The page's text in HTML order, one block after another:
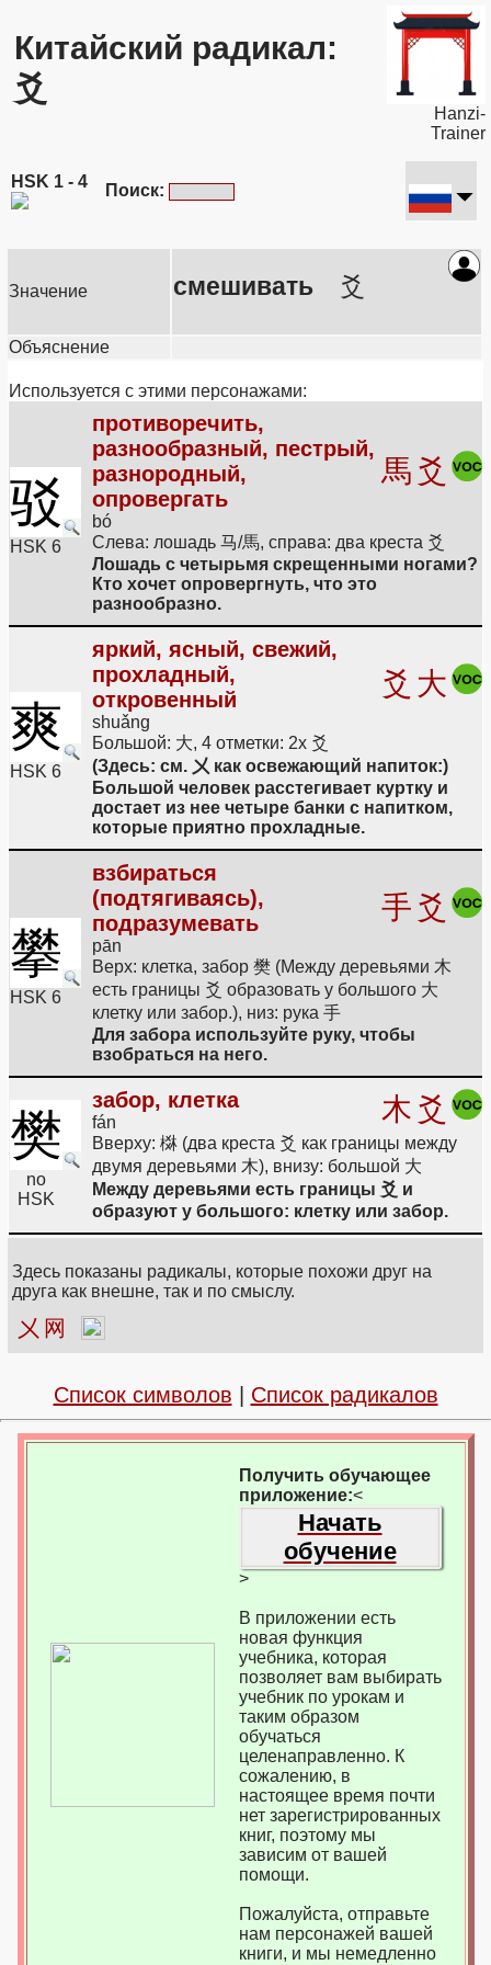
Китайский радикал:
爻
Hanzi-
Trainer
HSK 1 - 4 Поиск:
Значение смешивать 爻
Объяснение
Используется с этими персонажами:
驳
HSK 6
противоречить,
разнообразный, пестрый,
разнородный,
опровергать
bó
馬 爻
Слева: лошадь 马/馬, справа: два креста 爻
Лошадь с четырьмя скрещенными ногами?
Кто хочет опровергнуть, что это
разнообразно.
爽
HSK 6
яркий, ясный, свежий,
прохладный,
откровенный
shuǎng
爻 大
Большой: 大, 4 отметки: 2x 爻
(Здесь: см. 㐅 как освежающий напиток:)
Большой человек расстегивает куртку и
достает из нее четыре банки с напитком,
которые приятно прохладные.
攀
HSK 6
взбираться
(подтягиваясь),
подразумевать
pān
手 爻
Верх: клетка, забор 樊 (Между деревьями 木
есть границы 爻 образовать у большого 大
клетку или забор.), низ: рука 手
Для забора используйте руку, чтобы
взобраться на него.
樊
no
HSK
забор, клетка
fán 木 爻
Вверху: 棥 (два креста 爻 как границы между
двумя деревьями 木), внизу: большой 大
Между деревьями есть границы 爻 и
образуют у большого: клетку или забор.
Здесь показаны радикалы, которые похожи друг на
друга как внешне, так и по смыслу.
㐅 网
Список символов Список радикалов
Получить обучающее
приложение:<
Начать
обучение
>
В приложении есть
новая функция
учебника, которая
позволяет вам выбирать
учебник по урокам и
таким образом
обучаться
целенаправленно. К
сожалению, в
настоящее время почти
нет зарегистрированных
книг, поэтому мы
зависим от вашей
помощи.
Пожалуйста, отправьте
нам персонажей вашей
книги, и мы немедленно